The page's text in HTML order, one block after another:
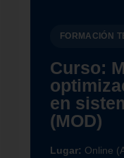
FORMACIÓN
Curso:
en
(MOD)
Lugar: Online